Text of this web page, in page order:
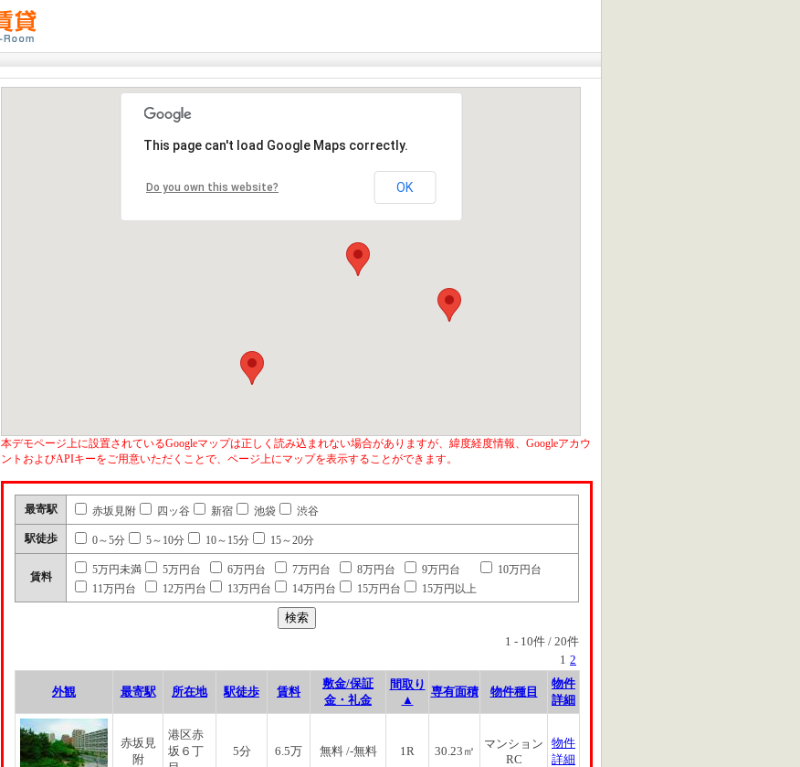
This page can't load Google Maps correctly.
Do you own this website? OK
本デモページ上に設置されているGoogleマップは正しく読み込まれない場合がありますが、緯度経度情報、Googleアカウ
ントおよびAPIキーをご用意いただくことで、ページ上にマップを表示することができます。
最寄駅 赤坂見附 四ッ谷 新宿 池袋 渋谷
駅徒歩 0～5分 5～10分 10～15分 15～20分
賃料
5万円未満 5万円台 6万円台 7万円台 8万円台 9万円台
10万円台
11万円台
12万円台 13万円台 14万円台 15万円台 15万円以上
1 - 10件 / 20件
1 2
外観 最寄駅 所在地 駅徒歩 賃料
敷金/保証
金・礼金
間取り
▲
専有面積 物件種目
物件
詳細
赤坂見
附
港区赤
坂６丁
5分 6.5万 無料 /-無料 1R 30.23㎡
マンション
RC
物件
詳細